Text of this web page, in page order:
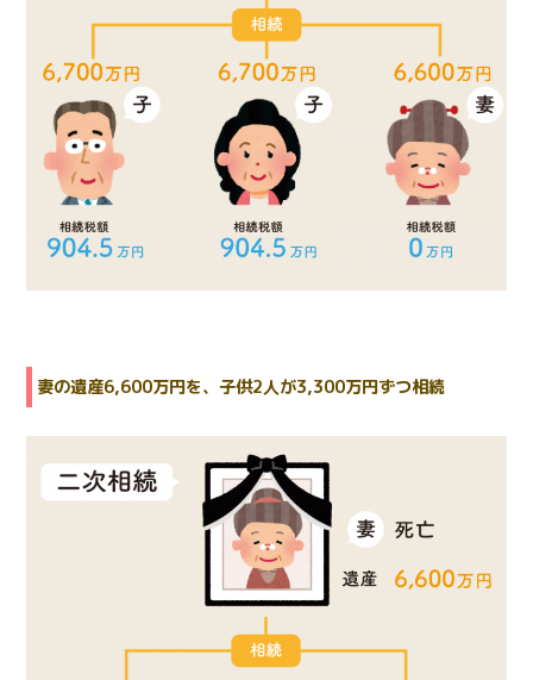
妻の遺産6,600万円を、子供2人が3,300万円ずつ相続